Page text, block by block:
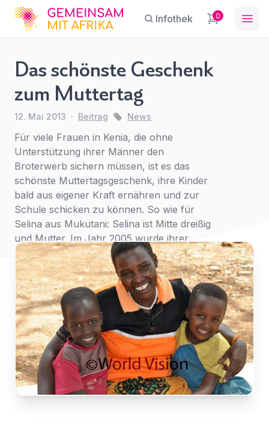
GFA Infothek 0
Das schönste Geschenk
zum Muttertag
12. Mai 2013 · Beitrag News
Für viele Frauen in Kenia, die ohne
Unterstützung ihrer Männer den
Broterwerb sichern müssen, ist es das
schönste Muttertagsgeschenk, ihre Kinder
bald aus eigener Kraft ernähren und zur
Schule schicken zu können. So wie für
Selina aus Mukutani: Selina ist Mitte dreißig
und Mutter. Im Jahr 2005 wurde ihrer
Familie das gesamte Vieh geraubt, kurz […]
Sie haben eine Frage?
E-Mail*
Betreff*
Nachricht
Das
schönste
Geschenk
zum
Muttertag
News
Für
den
Zugriff
anmelden
Ein Konto erstellen
First Name*
Last Name
E-Mail-Adresse*
Land*
Wählen Sie Ihr Land...
Bundesland / Landkreis *
Wählen Sie Ihr Bundesland...
Ihre persönlichen Daten werden verwendet, um Ihr
Abonnieren Sie unseren Newsletter
regelmäßige Updates.